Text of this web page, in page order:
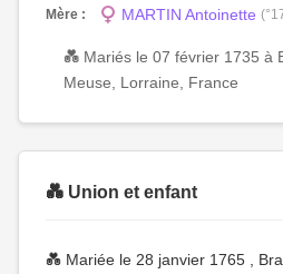
Mère :
MARTIN Antoinette
💑 Mariés le 07 février 1735 à
Meuse, Lorraine, France
💑 Union et enfant
💑 Mariée le 28 janvier 1765 ,